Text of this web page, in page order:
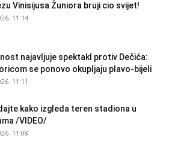
Vinisijusa Žuniora bruji cio svijet!
11:14
najavljuje spektakl protiv Dečića:
se ponovo okupljaju plavo-bijeli
11:11
kako izgleda teren stadiona u
/VIDEO/
11:08